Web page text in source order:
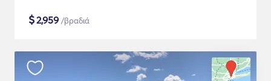
$2,959 /βραδιά